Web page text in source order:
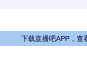
下载直播吧APP，查